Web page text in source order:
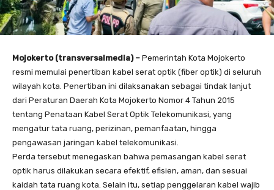
Mojokerto (transversalmedia) – Pemerintah Kota Mojokerto
resmi memulai penertiban kabel serat optik (fiber optik) di seluruh
wilayah kota. Penertiban ini dilaksanakan sebagai tindak lanjut
dari Peraturan Daerah Kota Mojokerto Nomor 4 Tahun 2015
tentang Penataan Kabel Serat Optik Telekomunikasi, yang
mengatur tata ruang, perizinan, pemanfaatan, hingga
pengawasan jaringan kabel telekomunikasi.
Perda tersebut menegaskan bahwa pemasangan kabel serat
optik harus dilakukan secara efektif, efisien, aman, dan sesuai
kaidah tata ruang kota. Selain itu, setiap penggelaran kabel wajib